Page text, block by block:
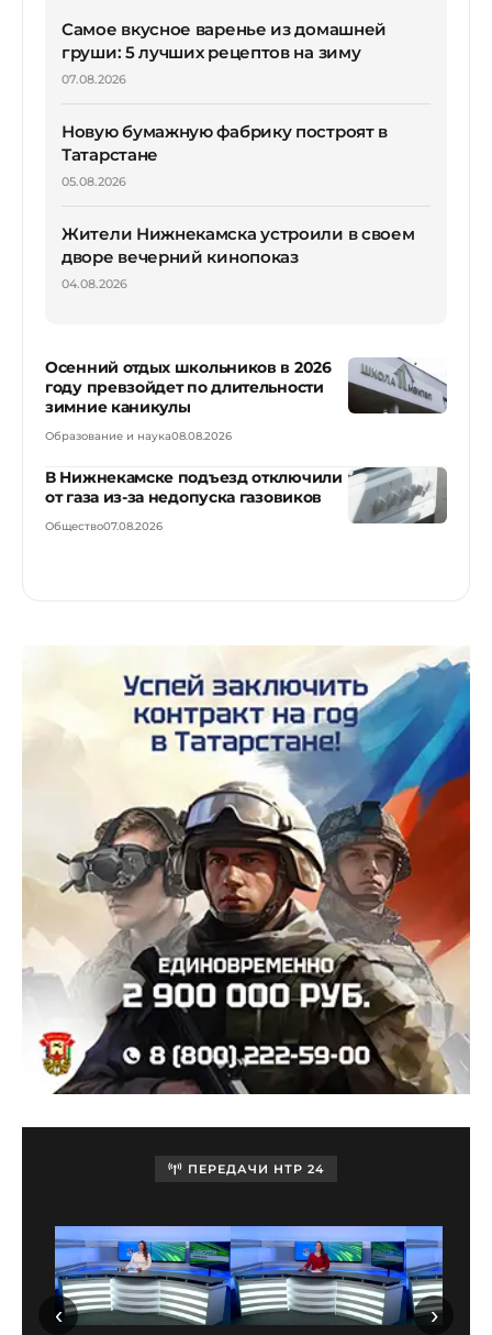
Самое вкусное варенье из домашней
груши: 5 лучших рецептов на зиму
07.08.2026
Новую бумажную фабрику построят в
Татарстане
05.08.2026
Жители Нижнекамска устроили в своем
дворе вечерний кинопоказ
04.08.2026
Осенний отдых школьников в 2026
году превзойдет по длительности
зимние каникулы
Образование и наука08.08.2026
В Нижнекамске подъезд отключили
от газа из-за недопуска газовиков
Общество07.08.2026
ПЕРЕДАЧИ НТР 24
‹ ›